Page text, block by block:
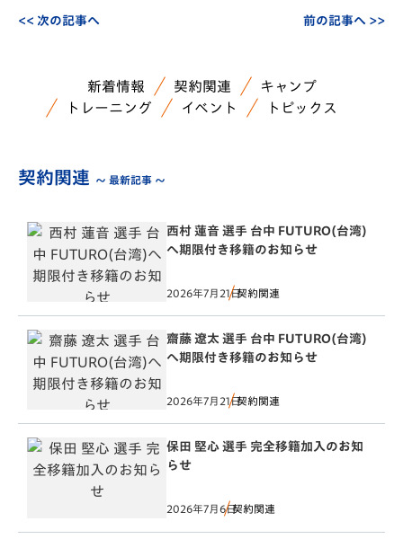
<< 次の記事へ 前の記事へ >>
新着情報 契約関連
キャンプ
トレーニング
イベント トピックス
契約関連 ～ 最新記事 ～
西村 蓮音 選手 台中 FUTURO(台湾)
へ期限付き移籍のお知らせ
2026年7月21日契約関連
齋藤 遼太 選手 台中 FUTURO(台湾)
へ期限付き移籍のお知らせ
2026年7月21日契約関連
保田 堅心 選手 完全移籍加入のお知
らせ
2026年7月6日契約関連